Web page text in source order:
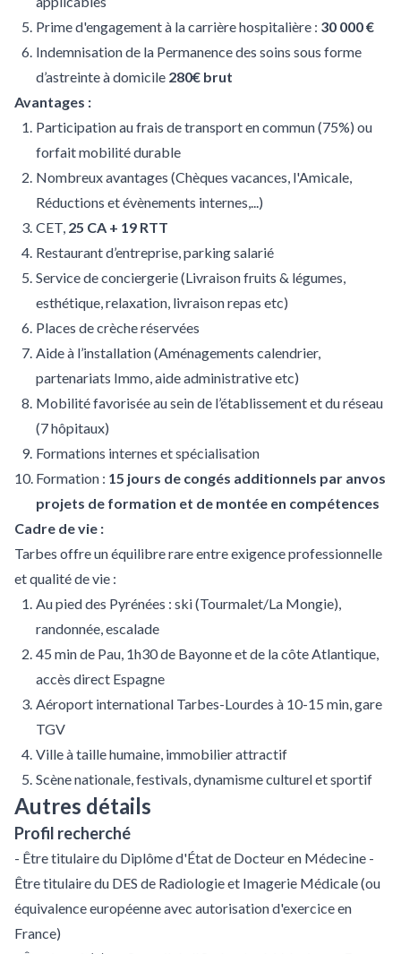
Prime d'engagement à la carrière hospitalière : 30 000 €
Indemnisation de la Permanence des soins sous forme
d’astreinte à domicile 280€ brut
Avantages :
Participation au frais de transport en commun (75%) ou
forfait mobilité durable
Nombreux avantages (Chèques vacances, l'Amicale,
Réductions et évènements internes,...)
CET, 25 CA + 19 RTT
Restaurant d’entreprise, parking salarié
Service de conciergerie (Livraison fruits & légumes,
esthétique, relaxation, livraison repas etc)
Places de crèche réservées
Aide à l’installation (Aménagements calendrier,
partenariats Immo, aide administrative etc)
Mobilité favorisée au sein de l’établissement et du réseau
(7 hôpitaux)
Formations internes et spécialisation
Formation : 15 jours de congés additionnels par anvos
projets de formation et de montée en compétences
Cadre de vie :
Tarbes offre un équilibre rare entre exigence professionnelle
et qualité de vie :
Au pied des Pyrénées : ski (Tourmalet/La Mongie),
randonnée, escalade
45 min de Pau, 1h30 de Bayonne et de la côte Atlantique,
accès direct Espagne
Aéroport international Tarbes-Lourdes à 10-15 min, gare
TGV
Ville à taille humaine, immobilier attractif
Scène nationale, festivals, dynamisme culturel et sportif
Autres détails
Profil recherché
- Être titulaire du Diplôme d'État de Docteur en Médecine -
Être titulaire du DES de Radiologie et Imagerie Médicale (ou
équivalence européenne avec autorisation d'exercice en
France)